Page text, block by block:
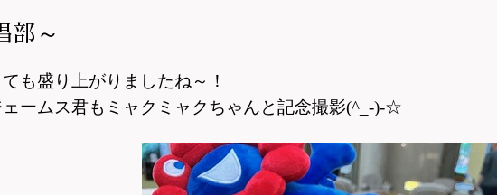
部～
も盛り上がりましたね～！
ームス君もミャクミャクちゃんと記念撮影(^_-)-☆